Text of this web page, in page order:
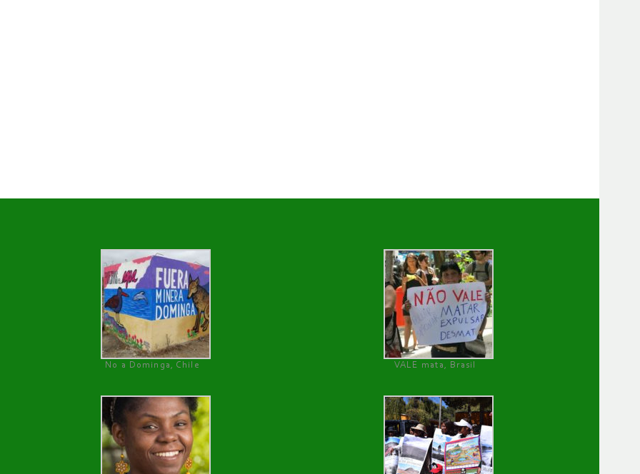
No a Dominga, Chile
VALE mata, Brasil